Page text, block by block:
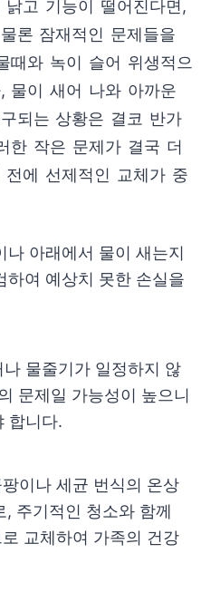
고 기능이 떨어진다면,
론 잠재적인 문제들을
때와 녹이 슬어 위생적으
물이 새어 나와 아까운
되는 상황은 결코 반가
한 작은 문제가 결국 더
에 선제적인 교체가 중
나 아래에서 물이 새는지
하여 예상치 못한 손실을
물줄기가 일정하지 않
문제일 가능성이 높으니
합니다.
이나 세균 번식의 온상
, 주기적인 청소와 함께
교체하여 가족의 건강